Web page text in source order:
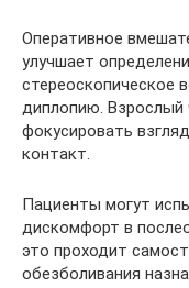
Оперативное
улучшает
стереоскопическое
диплопию. Взрослый
фокусировать
контакт.
Пациенты могут
дискомфорт в
это проходит
обезболивания